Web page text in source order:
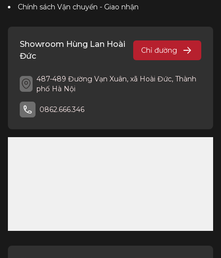
Chính sách Vận chuyển - Giao nhận
Showroom Hùng Lan Hoài
Đức
Chỉ đường
487-489 Đường Vạn Xuân, xã Hoài Đức, Thành
phố Hà Nội
0862.666.346